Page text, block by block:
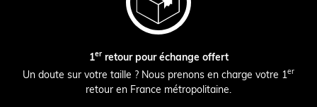
1erretour pour échange offert
Un doute sur votre taille ? Nous prenons en charge votre 1er
retour en France métropolitaine.